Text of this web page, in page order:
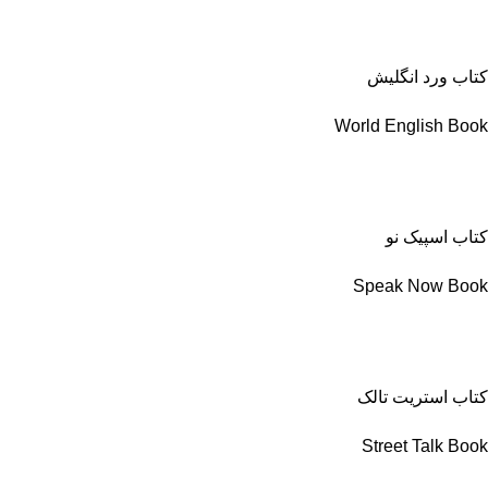
کتاب ورد انگلیش
World English Book
کتاب اسپیک نو
Speak Now Book
کتاب استریت تالک
Street Talk Book